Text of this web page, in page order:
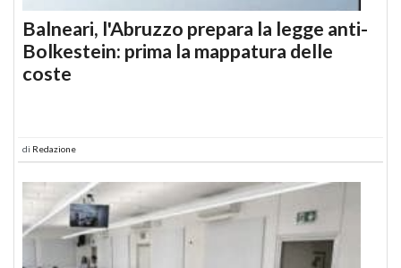
Balneari, l'Abruzzo prepara la legge anti-
Bolkestein: prima la mappatura delle
coste
di Redazione